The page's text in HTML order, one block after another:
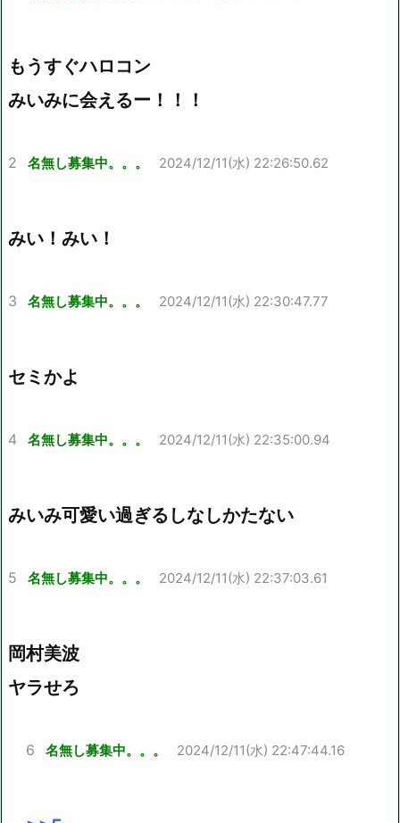
もうすぐハロコン
みいみに会えるー！！！
2 名無し募集中。。。 2024/12/11(水) 22:26:50.62
みい！みい！
3 名無し募集中。。。 2024/12/11(水) 22:30:47.77
セミかよ
4 名無し募集中。。。 2024/12/11(水) 22:35:00.94
みいみ可愛い過ぎるしなしかたない
5 名無し募集中。。。 2024/12/11(水) 22:37:03.61
岡村美波
ヤラせろ
6 名無し募集中。。。 2024/12/11(水) 22:47:44.16